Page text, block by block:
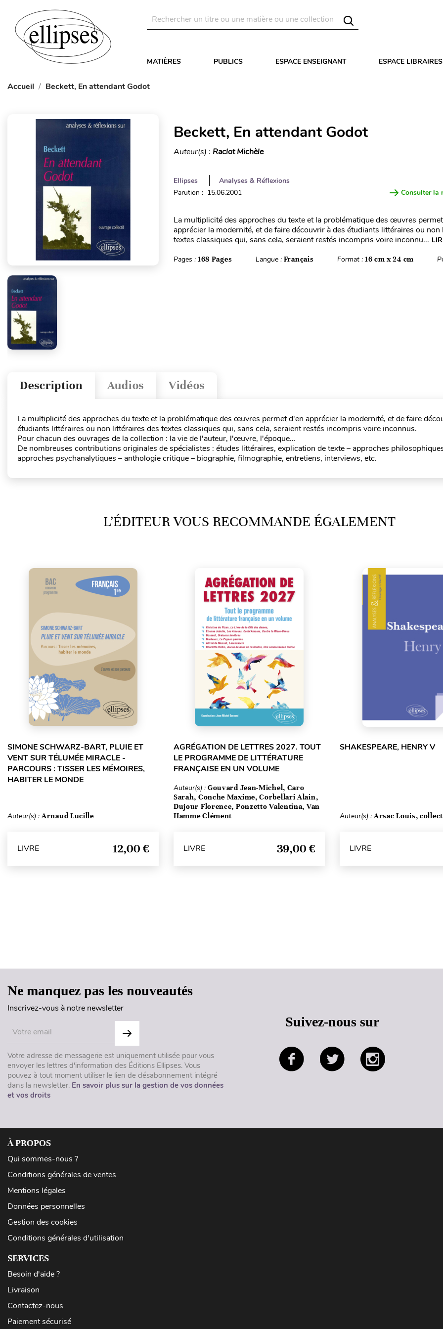
MATIÈRES PUBLICS ESPACE ENSEIGNANT ESPACE LIBRAIRES
Accueil Beckett, En attendant Godot
Beckett, En attendant Godot
Auteur(s) : Raclot Michèle
Ellipses
Analyses & Réflexions
Parution : 15.06.2001
Consulter la
La multiplicité des approches du texte et la problématique des œuvres
apprécier la modernité, et de faire découvrir à des étudiants littéraires ou
textes classiques qui, sans cela, seraient restés incompris voire inconnu...
Pages : 168 Pages Langue : Français Format : 16 cm x 24 cm
Vidéos
Audios
Description
La multiplicité des approches du texte et la problématique des œuvres permet d'en apprécier la modernité, et de faire
étudiants littéraires ou non littéraires des textes classiques qui, sans cela, seraient restés incompris voire inconnus.
Pour chacun des ouvrages de la collection : la vie de l'auteur, l'œuvre, l'époque…
De nombreuses contributions originales de spécialistes : études littéraires, explication de texte – approches
approches psychanalytiques – anthologie critique – biographie, filmographie, entretiens, interviews, etc.
L’ÉDITEUR VOUS RECOMMANDE ÉGALEMENT
SIMONE SCHWARZ-BART, PLUIE ET
VENT SUR TÉLUMÉE MIRACLE -
PARCOURS : TISSER LES MÉMOIRES,
HABITER LE MONDE
Auteur(s) :Arnaud Lucille
LIVRE 12,00 €
AGRÉGATION DE LETTRES 2027. TOUT
LE PROGRAMME DE LITTÉRATURE
FRANÇAISE EN UN VOLUME
Auteur(s) : Gouvard Jean-Michel, Caro
Sarah, Conche Maxime, Corbellari Alain,
Dujour Florence, Ponzetto Valentina, Van
Hamme Clément
LIVRE 39,00 €
SHAKESPEARE, HENRY V
Auteur(s) :Arsac Louis,
LIVRE
Ne manquez pas les nouveautés
Inscrivez-vous à notre newsletter
Votre adresse de messagerie est uniquement utilisée pour vous
envoyer les lettres d'information des Éditions Ellipses. Vous
pouvez à tout moment utiliser le lien de désabonnement intégré
dans la newsletter. En savoir plus sur la gestion de vos données
et vos droits
Suivez-nous sur
À PROPOS
Qui sommes-nous ?
Conditions générales de ventes
Mentions légales
Données personnelles
Gestion des cookies
Conditions générales d'utilisation
SERVICES
Besoin d'aide ?
Livraison
Contactez-nous
Paiement sécurisé